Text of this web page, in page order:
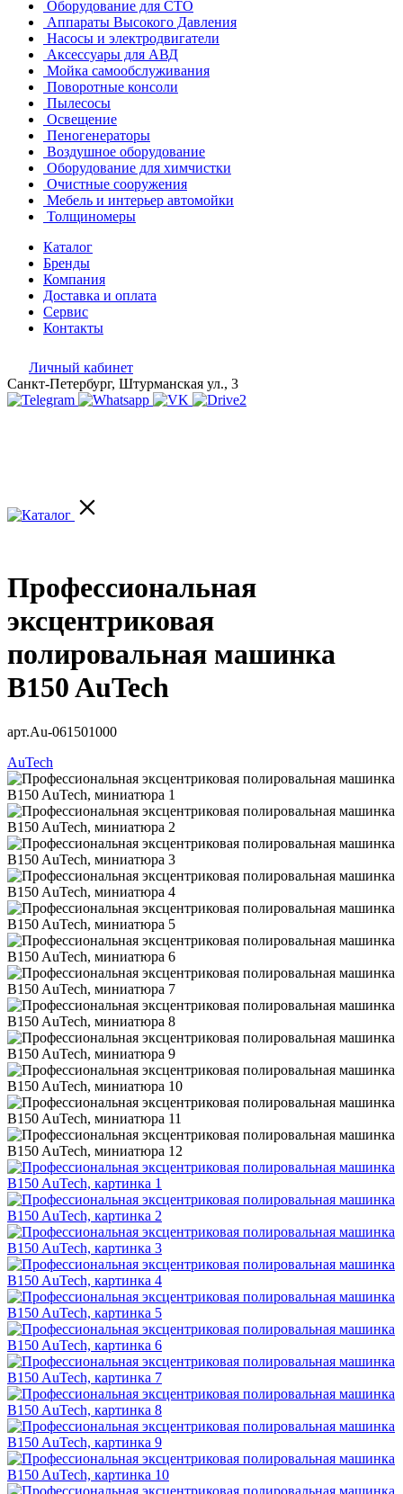
Оборудование для СТО
Аппараты Высокого Давления
Насосы и электродвигатели
Аксессуары для АВД
Мойка самообслуживания
Поворотные консоли
Пылесосы
Освещение
Пеногенераторы
Воздушное оборудование
Оборудование для химчистки
Очистные сооружения
Мебель и интерьер автомойки
Толщиномеры
Каталог
Бренды
Компания
Доставка и оплата
Сервис
Контакты
Личный кабинет
Санкт-Петербург, Штурманская ул., 3
Профессиональная
эксцентриковая
полировальная машинка
B150 AuTech
арт.Au-061501000
AuTech